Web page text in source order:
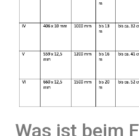
Was ist beim